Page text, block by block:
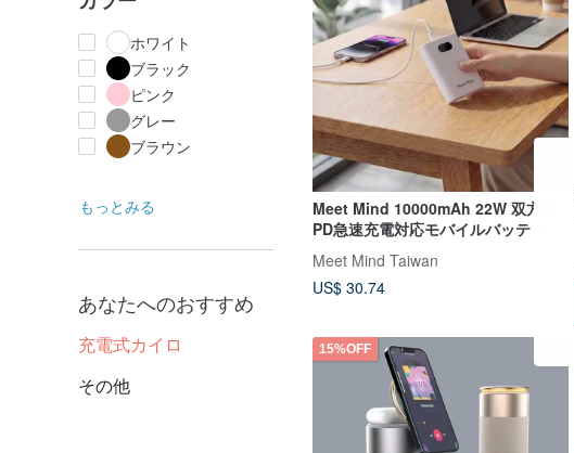
ホワイト
ブラック
ピンク
グレー
ブラウン
もっとみる
あなたへのおすすめ
充電式カイロ
その他
Meet Mind 10000mAh 22W 双方向
PD急速充電対応モバイルバッテリー
Meet Mind Taiwan
US$ 30.74
15%OFF